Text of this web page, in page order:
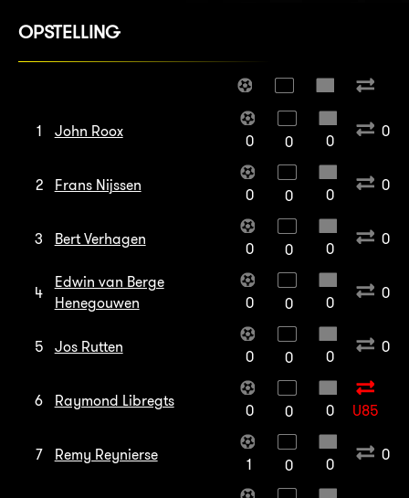
OPSTELLING
1 John Roox
0 0 0
0
2 Frans Nijssen
0 0 0
0
3 Bert Verhagen
0 0 0
0
4
Edwin van Berge
Henegouwen
0 0 0
0
5 Jos Rutten
0 0 0
0
6 Raymond Libregts
0 0 0 U85
7 Remy Reynierse
1 0 0
0